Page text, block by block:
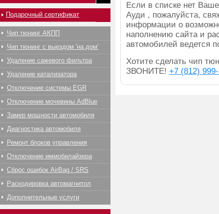
Если в списке нет
Ауди , пожалуйста,
информации о
наполнению сайта и
автомобилей ведется
Хотите сделать чип
ЗВОНИТЕ! +7 (812)
Подарочный сертификат
Чип тюнинг АКПП
Чип тюнинг с выездом 'на дом'
Удаление сажевого фильтра
Удаление катализатора
Отключение системы EGR
Отключение мочевины AdBlue
Замер мощности автомобиля
Диагностика автомобиля
Ремонт блоков управления
Отключение иммобилайзера
Сброс ошибок AirBag / SRS
Раскодировка автомагнитол
Дополнительные услуги